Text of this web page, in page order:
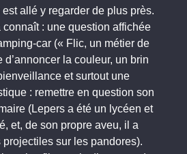
allé y regarder de plus près.
connaît : une question affichée
car (« Flic, un métier de
d’annoncer la couleur, un brin
et surtout une
: remettre en question son
(Lepers a été un lycéen et
et, de son propre aveu, il a
sur les pandores).